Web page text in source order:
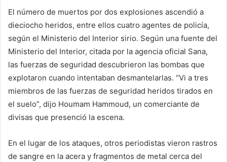
El número de muertos por dos explosiones ascendió a
dieciocho heridos, entre ellos cuatro agentes de policía,
según el Ministerio del Interior sirio. Según una fuente del
Ministerio del Interior, citada por la agencia oficial Sana,
las fuerzas de seguridad descubrieron las bombas que
explotaron cuando intentaban desmantelarlas. “Vi a tres
miembros de las fuerzas de seguridad heridos tirados en
el suelo”, dijo Houmam Hammoud, un comerciante de
divisas que presenció la escena.
En el lugar de los ataques, otros periodistas vieron rastros
de sangre en la acera y fragmentos de metal cerca del